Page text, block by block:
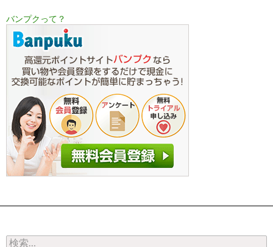
バンプクって？
検索: